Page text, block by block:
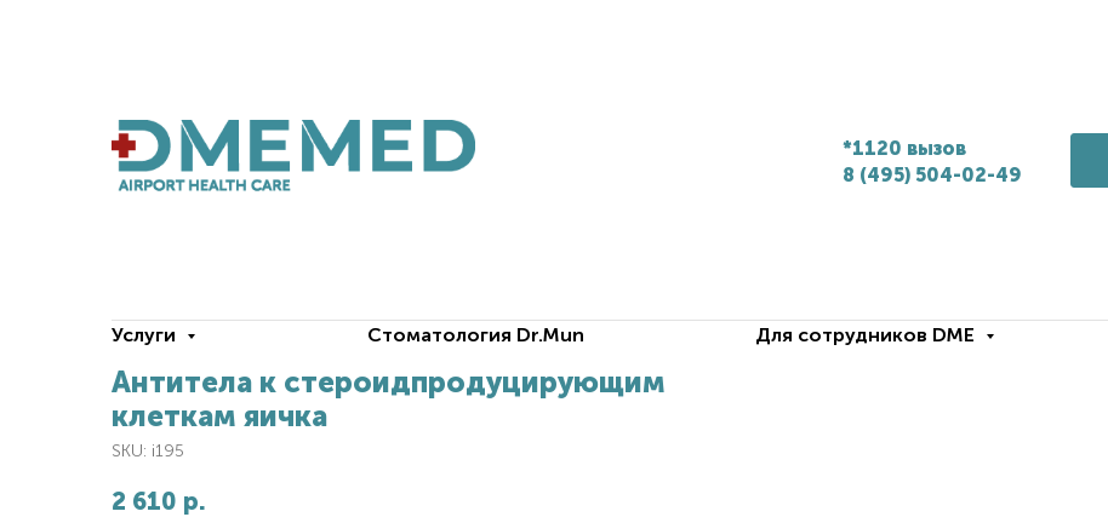
*1120 вызов
8 (495) 504-02-49
Услуги Стоматология Dr.Mun Для сотрудников DME
Антитела к стероидпродуцирующим
клеткам яичка
SKU: i195
2 610 р.